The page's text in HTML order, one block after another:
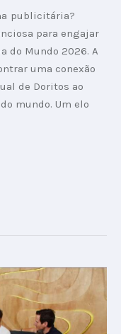
publicitária?
para engajar
do Mundo 2026. A
uma conexão
de Doritos ao
mundo. Um elo